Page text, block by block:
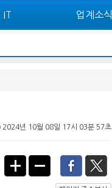
IT 업계소식
2024년 10월 08일 17시 03분 57초